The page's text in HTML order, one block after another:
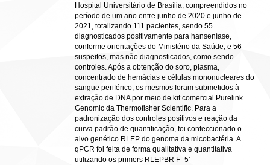
Hospital Universitário de Brasília, compreendidos no
período de um ano entre junho de 2020 e junho de
2021, totalizando 111 pacientes, sendo 55
diagnosticados positivamente para hanseníase,
conforme orientações do Ministério da Saúde, e 56
suspeitos, mas não diagnosticados, como sendo
controles. Após a obtenção do soro, plasma,
concentrado de hemácias e células mononucleares do
sangue periférico, os mesmos foram submetidos à
extração de DNA por meio de kit comercial Purelink
Genomic da Thermofisher Scientific. Para a
padronização dos controles positivos e reação da
curva padrão de quantificação, foi confeccionado o
alvo genético RLEP do genoma da micobactéria. A
qPCR foi feita de forma qualitativa e quantitativa
utilizando os primers RLEPBR F -5’ –